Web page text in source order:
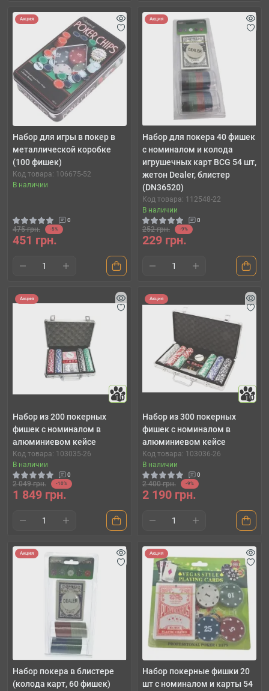
Акция
Набор для игры в покер в
металлической коробке
(100 фишек)
Код товара: 106675-52
В наличии
0
475 грн. -5%
451 грн.
Акция
Набор для покера 40 фишек
с номиналом и колода
игрушечных карт BCG 54 шт,
жетон Dealer, блистер
(DN36520)
Код товара: 112548-22
В наличии
0
252 грн. -9%
229 грн.
Акция
10
Набор из 200 покерных
фишек с номиналом в
алюминиевом кейсе
Код товара: 103035-26
В наличии
0
2 049 грн. -10%
1 849 грн.
Акция
10
Набор из 300 покерных
фишек с номиналом в
алюминиевом кейсе
Код товара: 103036-26
В наличии
0
2 400 грн. -9%
2 190 грн.
Акция
Набор покера в блистере
(колода карт, 60 фишек)
Акция
Набор покерные фишки 20
шт с номиналом и карты 54